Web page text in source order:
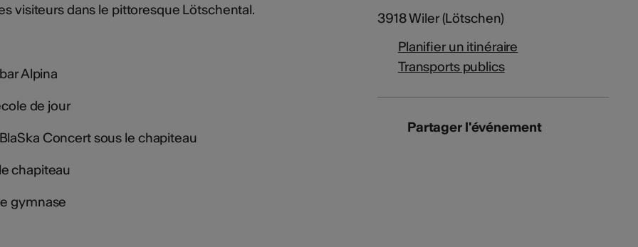
visiteurs dans le pittoresque Lötschental.
Alpina
de jour
Concert sous le chapiteau
chapiteau
gymnase
3918 Wiler (Lötschen)
Planifier un itinéraire
Transports publics
Partager l'événement